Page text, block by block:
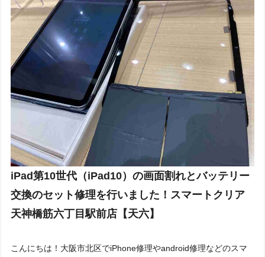
iPad第10世代（iPad10）の画面割れとバッテリー
交換のセット修理を行いました！スマートクリア
天神橋筋六丁目駅前店【天六】
こんにちは！大阪市北区でiPhone修理やandroid修理などのスマ